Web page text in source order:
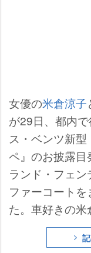
女優の米倉涼子
が29日、都内
ス・ベンツ新
ペ』のお披露
ランド・フェ
ファーコート
た。車好きの
の新車を前に
味津々。報道